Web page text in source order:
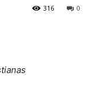
0
316